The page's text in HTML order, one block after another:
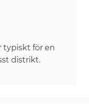
typiskt för en
distrikt.